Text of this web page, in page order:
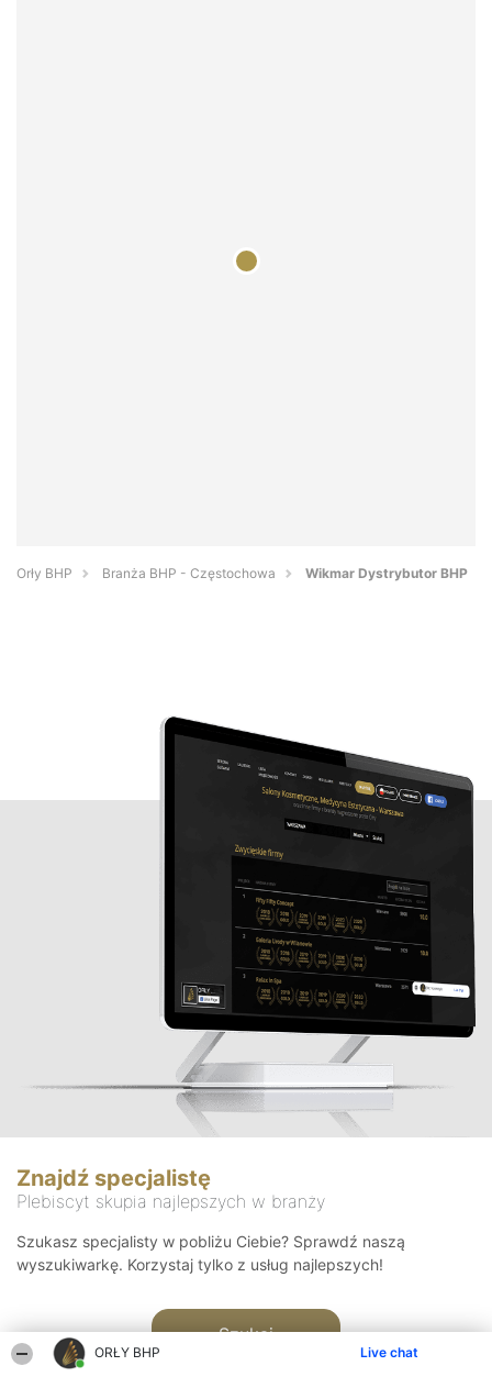
ORŁY BHP Live chat
Orły BHP Branża BHP - Częstochowa Wikmar Dystrybutor BHP
Znajdź specjalistę
Plebiscyt skupia najlepszych w branży
Szukasz specjalisty w pobliżu Ciebie? Sprawdź naszą
wyszukiwarkę. Korzystaj tylko z usług najlepszych!
Szukaj